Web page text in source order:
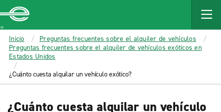
MAIN
CONTENT
Enterprise
Inicio
Preguntas frecuentes sobre el alquiler de vehículos
Preguntas frecuentes sobre el alquiler de vehículos exóticos en
Estados Unidos
¿Cuánto cuesta alquilar un vehículo exótico?
¿Cuánto cuesta alquilar un vehículo